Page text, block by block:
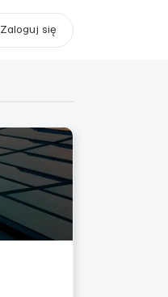
Zaloguj się